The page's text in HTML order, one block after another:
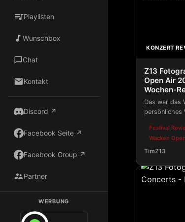
Playlisten
Wunschbox
Chat
Kontakt
Discord ↗
Facebook Seite ↗
Facebook Group ↗
Partner
WERBUNG
Dark Radio auf Radio.de hören
KONZERT
Z13
Open Air
Wochen-
Das war das
persönliches
Festival
Wacken
TimZ13
Z13